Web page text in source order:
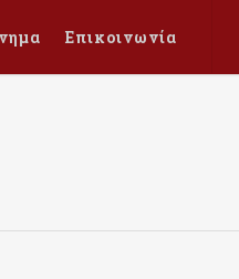
Επικοινωνία